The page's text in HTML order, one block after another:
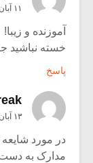
۱۱ آبان ۱۳۸۵ در ۷:۰۵ ب٫ظ
آموزنده و زیبا!
خسته نباشید
پاسخ
۱۳ آبان ۱۳۸۵ در ۱۱:۲۵ ق٫ظ
مدارک به